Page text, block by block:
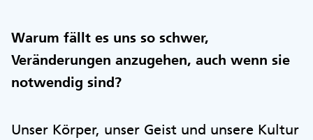
Warum fällt es uns so schwer,
Veränderungen anzugehen, auch wenn sie
notwendig sind?
Unser Körper, unser Geist und unsere Kultur